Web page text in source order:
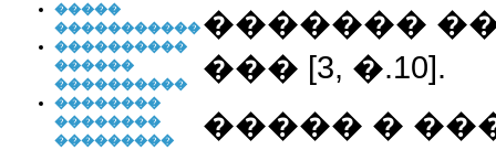
�����
�����������
����������
������
����������
��������
��������
���������
�������
��� [3, �.10].
����� �